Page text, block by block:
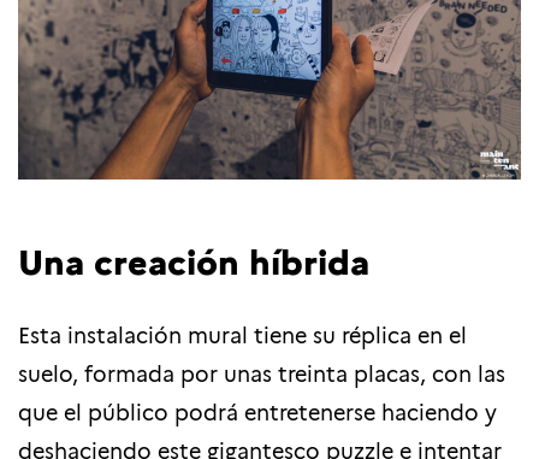
Una creación híbrida
Esta instalación mural tiene su réplica en el
suelo, formada por unas treinta placas, con las
que el público podrá entretenerse haciendo y
deshaciendo este gigantesco puzzle e intentar